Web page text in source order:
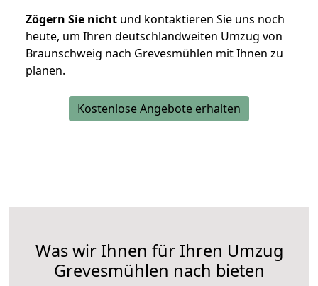
Zögern Sie nicht und kontaktieren Sie uns noch
heute, um Ihren deutschlandweiten Umzug von
Braunschweig nach Grevesmühlen mit Ihnen zu
planen.
Kostenlose Angebote erhalten
Was wir Ihnen für Ihren Umzug
Grevesmühlen nach bieten